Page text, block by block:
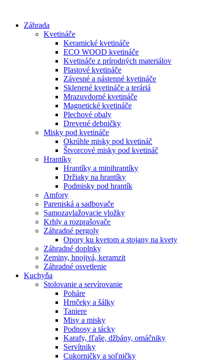
obsah
Záhrada
Kvetináče
Keramické kvetináče
ECO WOOD kvetináče
Kvetináče z prírodných materiálov
Plastové kvetináče
Závesné a nástenné kvetináče
Sklenené kvetináče a teráriá
Mrazuvdorné kvetináče
Magnetické kvetináče
Plechové obaly
Drevené debničky
Misky pod kvetináče
Okrúhle misky pod kvetináč
Štvorcové misky pod kvetináč
Hrantíky
Hrantíky a minihrantíky
Držiaky na hrantíky
Podmisky pod hrantík
Amfory
Pareniská a sadbovače
Samozavlažovacie vložky
Krhly a rozprašovače
Záhradné pergoly
Opory ku kvetom a stojany na kvety
Záhradné doplnky
Zeminy, hnojivá, keramzit
Záhradné osvetlenie
Kuchyňa
Stolovanie a servírovanie
Poháre
Hrnčeky a šálky
Taniere
Misy a misky
Podnosy a tácky
Karafy, fľaše, džbány, omáčniky
Servítniky
Cukorničky a soľničky